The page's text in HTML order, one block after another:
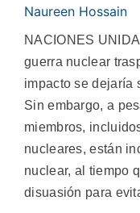
Naureen Hossain
NACIONES
guerra nuclear
impacto se dejaría
Sin embargo, a
miembros,
nucleares, están
nuclear, al tiempo
disuasión para